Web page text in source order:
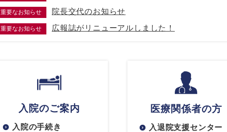
重要なお知らせ
院長交代のお知らせ
重要なお知らせ 広報誌がリニューアルしました！
入院のご案内
入院の手続き
医療関係者の方
入退院支援センター